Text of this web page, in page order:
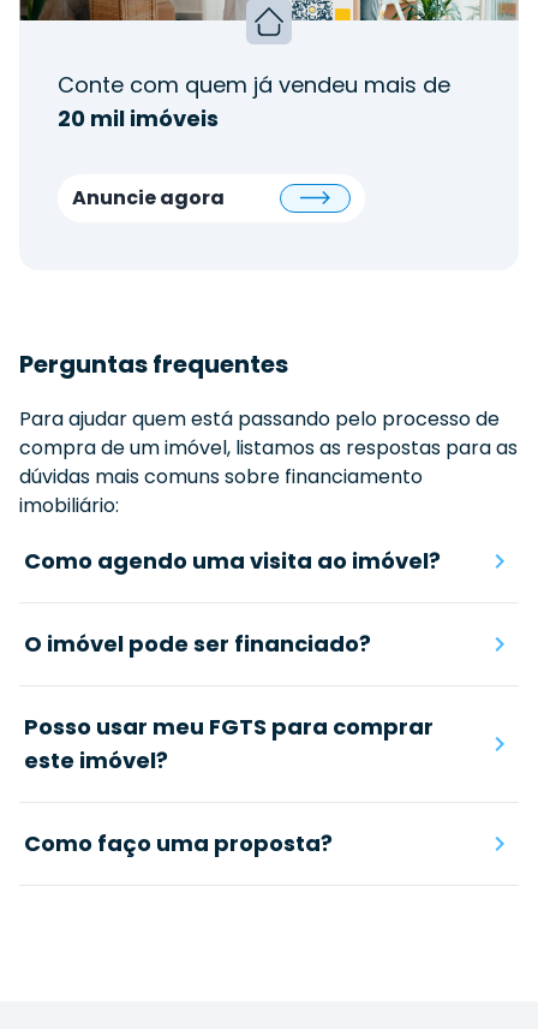
Conte com quem já vendeu mais de
20 mil imóveis
Anuncie agora
Perguntas frequentes
Para ajudar quem está passando pelo processo de
compra de um imóvel, listamos as respostas para as
dúvidas mais comuns sobre financiamento
imobiliário:
Como agendo uma visita ao imóvel?
O imóvel pode ser financiado?
Posso usar meu FGTS para comprar
este imóvel?
Como faço uma proposta?